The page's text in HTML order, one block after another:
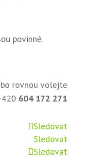
povinné.
rovnou volejte
604 172 271
Sledovat
Sledovat
Sledovat